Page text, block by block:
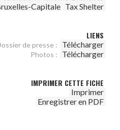
Capitale Tax Shelter
LIENS
de presse : Télécharger
Photos : Télécharger
IMPRIMER CETTE FICHE
Imprimer
Enregistrer en PDF